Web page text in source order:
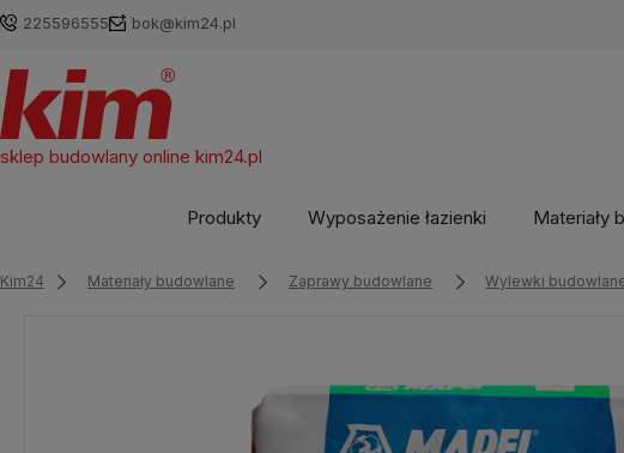
225596555 bok@kim24.pl
sklep budowlany online kim24.pl
Produkty Wyposażenie łazienki Materiały
Kim24 Materiały budowlane Zaprawy budowlane Wylewki